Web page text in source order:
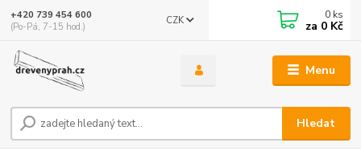
Menu
CZK
Hledat
+420 739 454 600
(Po-Pá, 7-15 hod.)
0 ks
za 0 Kč